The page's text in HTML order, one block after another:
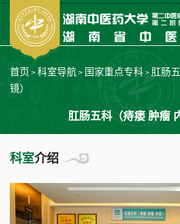
首页 > 科室导航> 国家重点专科> 肛肠
镜）
肛肠五科（痔瘘 肿瘤
科室介绍